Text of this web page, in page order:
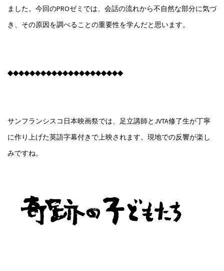
ました。今回のPROゼミでは、会話の流れから不自然な部分に気づ
き、その原因を調べることの重要性を学んだと思います。
◆◆◆◆◆◆◆◆◆◆◆◆◆◆◆◆◆◆◆◆◆
サンフランシスコ日本映画祭では、足立講師とJVTA修了生が丁寧
に作り上げた英語字幕付きで上映されます。現地での反響が楽し
みですね。